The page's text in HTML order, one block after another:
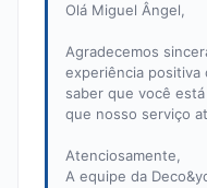
Olá Miguel Ângel,
Agradecemos
experiência positiva
saber que você
que nosso serviço
Atenciosamente,
A equipe da